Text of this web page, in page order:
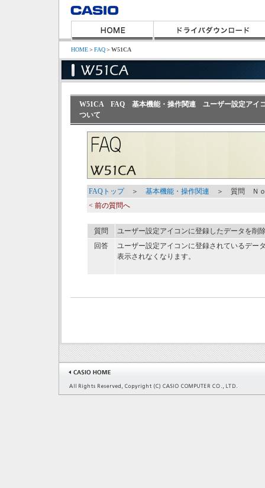
HOME＞FAQ＞W51CA
W51CA FAQ 基本機能・操作関連 ユーザー設定アイコ
ついて
FAQトップ＞ 基本機能・操作関連 ＞ 質問 Ｎｏ
< 前の質問へ
質問
ユーザー設定アイコンに登録したデータを削
回答
ユーザー設定アイコンに登録されているデー
表示されなくなります。